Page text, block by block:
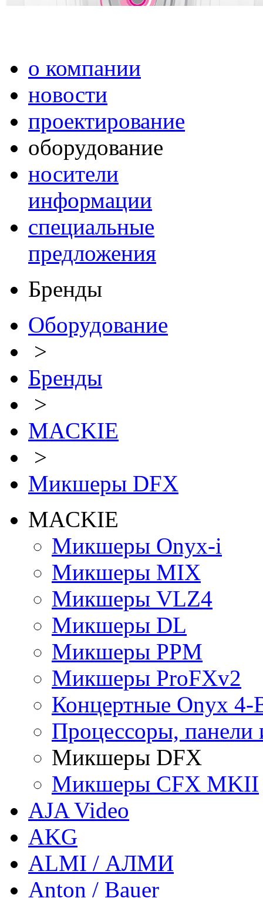
о компании
новости
проектирование
оборудование
носители
информации
специальные
предложения
Бренды
Оборудование
>
Бренды
>
MACKIE
>
Микшеры DFX
MACKIE
Микшеры Onyx-i
Микшеры MIX
Микшеры VLZ4
Микшеры DL
Микшеры PPM
Микшеры ProFXv2
Концертные Onyx 4-
Процессоры, панели
Микшеры DFX
Микшеры CFX MKII
AJA Video
AKG
ALMI / АЛМИ
Anton / Bauer